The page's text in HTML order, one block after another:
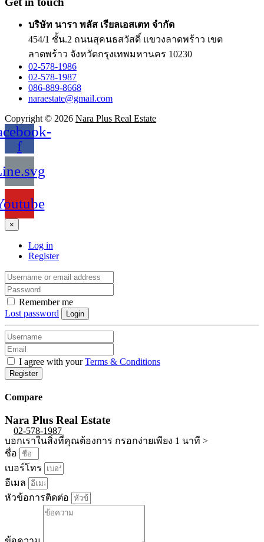
บริษัท นารา พลัส เรียลเอสเตท จำกัด
454/1 ชั้น.2 ถนนสุคนธสวัสดิ์ แขวงลาดพร้าว เขต
ลาดพร้าว จังหวัดกรุงเทพมหานคร 10230
02-578-1986
02-578-1987
086-889-8668
naraestate@gmail.com
Copyright © 2026 Nara Plus Real Estate
f
×
Log in
Register
Remember me
Lost password
Login
I agree with yourTerms & Conditions
Register
Compare
Nara Plus Real Estate
02-578-1987
บอกเราในสิ่งที่คุณต้องการ กรอกง่ายเพียง 1 นาที >
ชื่อ
เบอร์โทร
อีเมล
หัวข้อการติดต่อ